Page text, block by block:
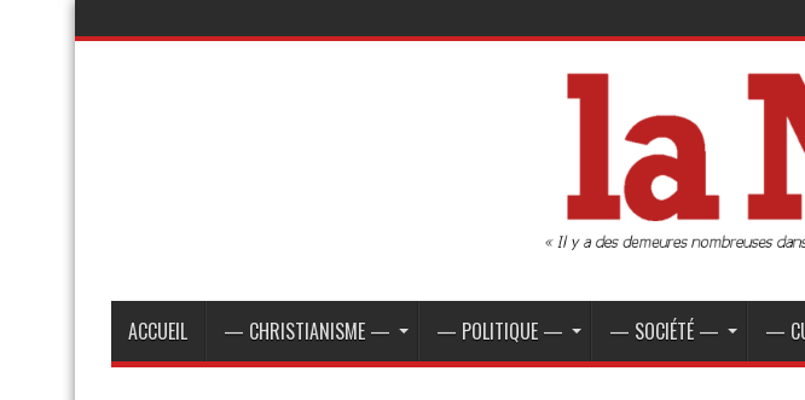
ACCUEIL — CHRISTIANISME — — POLITIQUE — — SOCIÉTÉ — —